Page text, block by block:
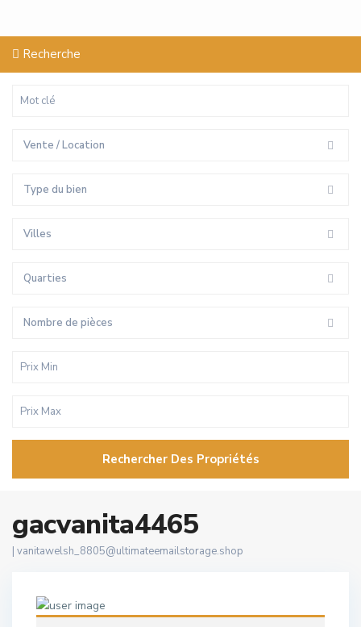
Recherche
Vente / Location
Type du bien
Villes
Quarties
Nombre de pièces
Rechercher Des Propriétés
gacvanita4465
| vanitawelsh_8805@ultimateemailstorage.shop